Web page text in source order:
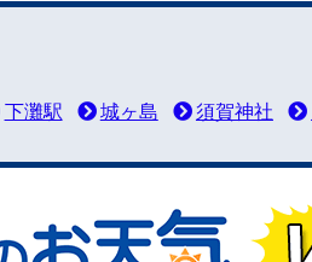
下灘駅 城ヶ島 須賀神社